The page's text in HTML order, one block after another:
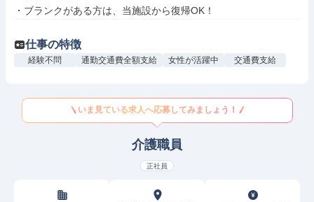
・ブランクがある方は、当施設から復帰OK！
仕事の特徴
経験不問 通勤交通費全額支給 女性が活躍中 交通費支給
いま見ている求人へ応募してみましょう！
介護職員
正社員